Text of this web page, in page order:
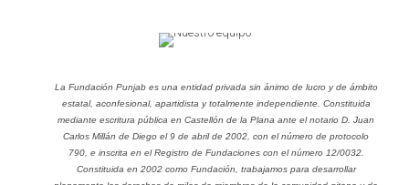
La Fundación Punjab es una entidad privada sin ánimo de lucro y de ámbito
estatal, aconfesional, apartidista y totalmente independiente. Constituida
mediante escritura pública en Castellón de la Plana ante el notario D. Juan
Carlos Millán de Diego el 9 de abril de 2002, con el número de protocolo
790, e inscrita en el Registro de Fundaciones con el número 12/0032.
Constituida en 2002 como Fundación, trabajamos para desarrollar